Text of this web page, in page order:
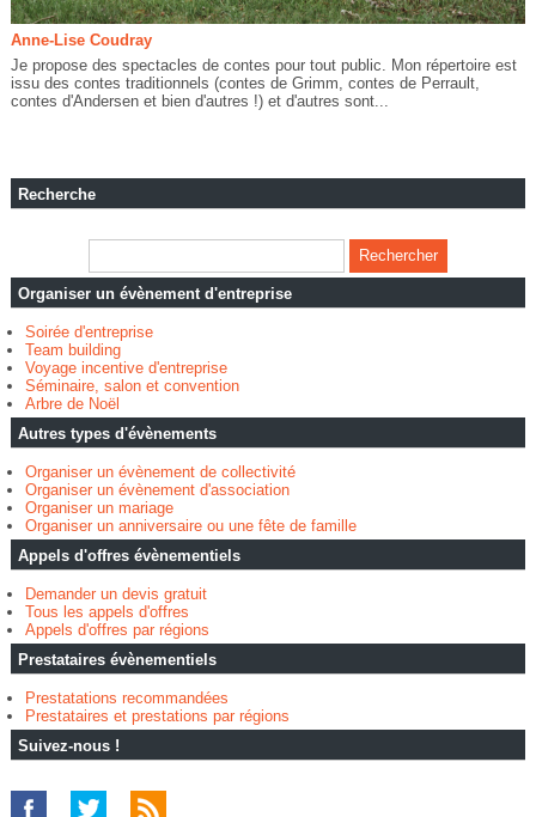
Anne-Lise Coudray
Je propose des spectacles de contes pour tout public. Mon répertoire est
issu des contes traditionnels (contes de Grimm, contes de Perrault,
contes d'Andersen et bien d'autres !) et d'autres sont...
Recherche
Organiser un évènement d'entreprise
Soirée d'entreprise
Team building
Voyage incentive d'entreprise
Séminaire, salon et convention
Arbre de Noël
Autres types d'évènements
Organiser un évènement de collectivité
Organiser un évènement d'association
Organiser un mariage
Organiser un anniversaire ou une fête de famille
Appels d'offres évènementiels
Demander un devis gratuit
Tous les appels d'offres
Appels d'offres par régions
Prestataires évènementiels
Prestatations recommandées
Prestataires et prestations par régions
Suivez-nous !